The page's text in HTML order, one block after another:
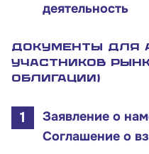
деятельность
Документы для
участников
облигации)
Заявление о
Соглашение о